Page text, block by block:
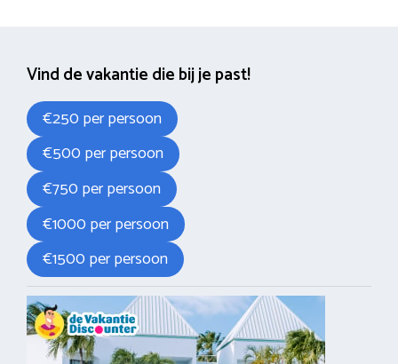
Vind de vakantie die bij je past!
€250 per persoon
€500 per persoon
€750 per persoon
€1000 per persoon
€1500 per persoon